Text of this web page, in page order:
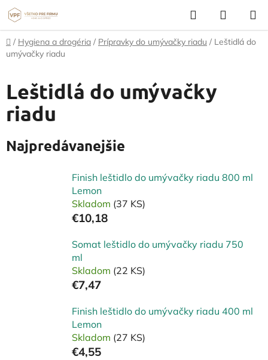
Prejsť
na
obsah
Hľadať
KOŠÍK
Domov
/ Hygiena a drogéria / Prípravky do umývačky riadu / Leštidlá do
umývačky riadu
Leštidlá do umývačky
riadu
Najpredávanejšie
Finish leštidlo do umývačky riadu 800 ml
Lemon
Skladom (37 KS)
€10,18
Somat leštidlo do umývačky riadu 750
ml
Skladom (22 KS)
€7,47
Finish leštidlo do umývačky riadu 400 ml
Lemon
Skladom (27 KS)
€4,55